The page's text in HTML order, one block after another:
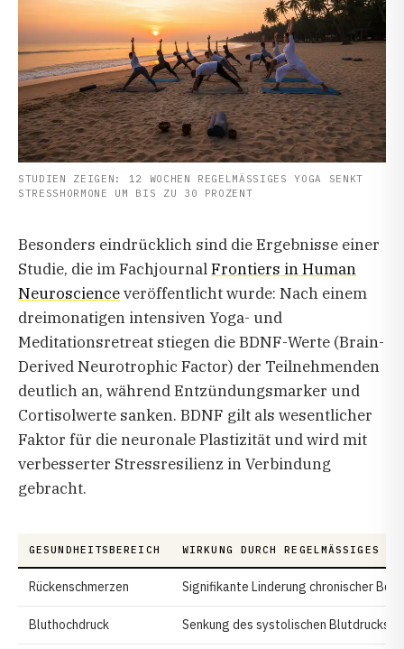
STUDIEN ZEIGEN: 12 WOCHEN REGELMÄSSIGES YOGA SENKT
STRESSHORMONE UM BIS ZU 30 PROZENT
Besonders eindrücklich sind die Ergebnisse einer
Studie, die im FachjournalFrontiers in Human
Neuroscienceveröffentlicht wurde: Nach einem
dreimonatigen intensiven Yoga- und
Meditationsretreat stiegen die BDNF-Werte (Brain-
Derived Neurotrophic Factor) der Teilnehmenden
deutlich an, während Entzündungsmarker und
Cortisolwerte sanken. BDNF gilt als wesentlicher
Faktor für die neuronale Plastizität und wird mit
verbesserter Stressresilienz in Verbindung
gebracht.
GESUNDHEITSBEREICH WIRKUNG DURCH REGELMÄSSIGES
Rückenschmerzen Signifikante Linderung chronischer
Bluthochdruck Senkung des systolischen Blutdrucks